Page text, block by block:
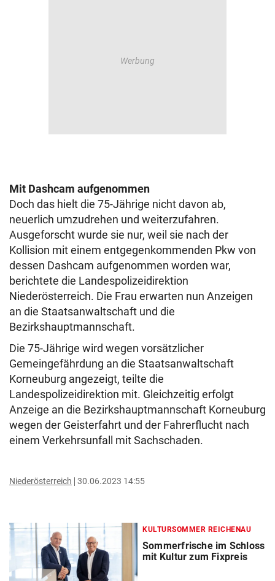
Mit Dashcam aufgenommen
Doch das hielt die 75-Jährige nicht davon ab,
neuerlich umzudrehen und weiterzufahren.
Ausgeforscht wurde sie nur, weil sie nach der
Kollision mit einem entgegenkommenden Pkw von
dessen Dashcam aufgenommen worden war,
berichtete die Landespolizeidirektion
Niederösterreich. Die Frau erwarten nun Anzeigen
an die Staatsanwaltschaft und die
Bezirkshauptmannschaft.
Die 75-Jährige wird wegen vorsätzlicher
Gemeingefährdung an die Staatsanwaltschaft
Korneuburg angezeigt, teilte die
Landespolizeidirektion mit. Gleichzeitig erfolgt
Anzeige an die Bezirkshauptmannschaft Korneuburg
wegen der Geisterfahrt und der Fahrerflucht nach
einem Verkehrsunfall mit Sachschaden.
Niederösterreich 30.06.2023 14:55
KULTURSOMMER REICHENAU
Sommerfrische im Schloss
mit Kultur zum Fixpreis